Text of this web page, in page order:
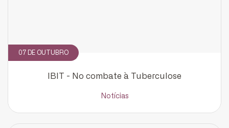
07 DE OUTUBRO
IBIT - No combate à Tuberculose
Notícias
receba notícias da Fundação José